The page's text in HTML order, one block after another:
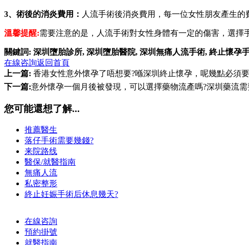
3、術後的消炎費用： 人流手術後消炎費用，每一位女性朋友產生
溫馨提醒:需要注意的是，人流手術對女性身體有一定的傷害，選擇
關鍵詞: 深圳墮胎診所, 深圳墮胎醫院, 深圳無痛人流手術, 終止懷孕
在線咨詢返回首頁
上一篇: 香港女性意外懷孕了唔想要?喺深圳終止懷孕，呢幾點必須
下一篇:意外懷孕一個月後被發現，可以選擇藥物流產嗎?深圳藥流需
您可能還想了解...
推薦醫生
落仔手術需要幾錢?
来院路线
醫保/就醫指南
無痛人流
私密整形
終止妊娠手術后休息幾天?
在線咨詢
預約掛號
就醫指南